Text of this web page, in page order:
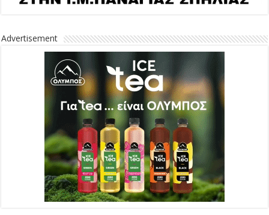
Advertisement